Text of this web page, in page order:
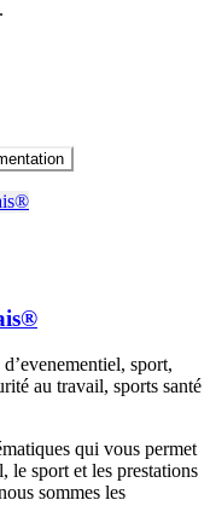
sport,
au travail, sports santé
qui vous permet
le sport et les prestations
sommes les